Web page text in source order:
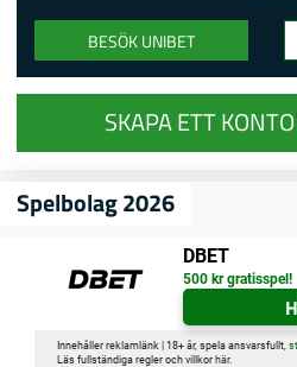
BESÖK UNIBET
SKAPA ETT
Spelbolag 2026
DBET
500 kr gratisspel!
Innehåller reklamlänk | 18+ år, spela ansvarsfullt,
Läs fullständiga regler och villkor här.